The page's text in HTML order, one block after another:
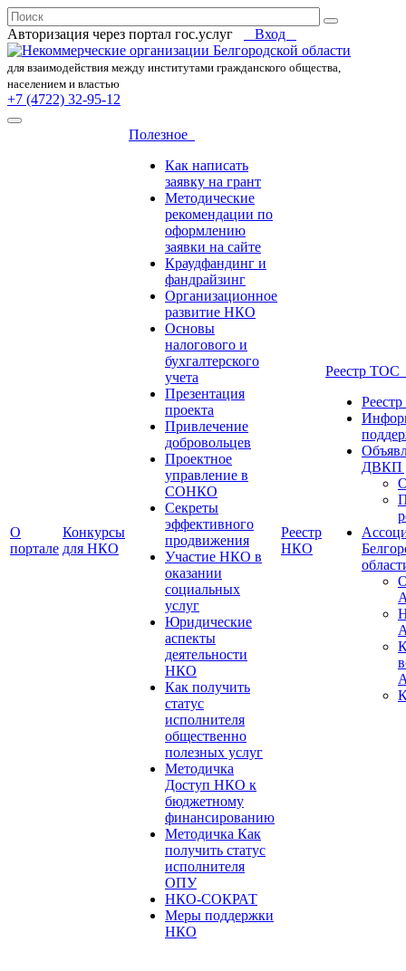
Авторизация через портал гос.уcлуг Вход
для взаимодействия между институтами гражданского общества,
населением и властью
+7 (4722) 32-95-12
О
портале
Конкурсы
для НКО
Полезное
Как написать
заявку на грант
Методические
рекомендации по
оформлению
заявки на сайте
Краудфандинг и
фандрайзинг
Организационное
развитие НКО
Основы
налогового и
бухгалтерского
учета
Презентация
проекта
Привлечение
добровольцев
Проектное
управление в
СОНКО
Секреты
эффективного
продвижения
Участие НКО в
оказании
социальных
услуг
Юридические
аспекты
деятельности
НКО
Как получить
статус
исполнителя
общественно
полезных услуг
Методичка
Доступ НКО к
бюджетному
финансированию
Методичка Как
получить статус
исполнителя
ОПУ
НКО-СОКРАТ
Меры поддержки
НКО
Реестр
НКО
Реестр ТОС
ДВКП